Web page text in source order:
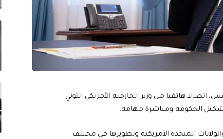
هاتفيا من وزير الخارجية الأمريكي انتوني
الحكومة ومباشرة مهامه.
المتحدة الأمريكية وتطويرها في مختلف